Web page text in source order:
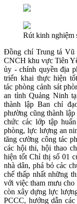
Rút kinh nghiệm
Đồng chí Trung tá
CNCH khu vực Tiên
ủy - chính quyền địa
triển khai thực hiện
tác phòng cảnh sát
an tỉnh Quảng Ninh
thành lập Ban chỉ
phường cũng thành
chức các lớp tập
phòng, lực lượng an
tăng cường công tác
các hội thi, hội thao
hiện tốt Chỉ thị số 01
nhà dân, phá bỏ các
chế thấp nhất những
với việc tham mưu
còn xây dựng lực
PCCC, hướng dẫn